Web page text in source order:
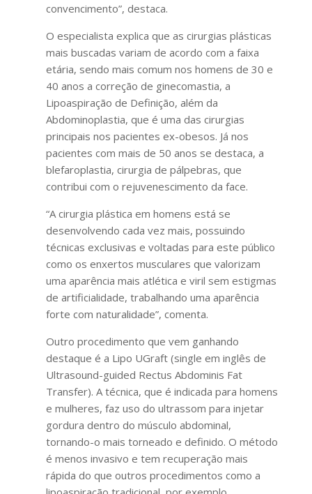
convencimento”, destaca.
O especialista explica que as cirurgias plásticas
mais buscadas variam de acordo com a faixa
etária, sendo mais comum nos homens de 30 e
40 anos a correção de ginecomastia, a
Lipoaspiração de Definição, além da
Abdominoplastia, que é uma das cirurgias
principais nos pacientes ex-obesos. Já nos
pacientes com mais de 50 anos se destaca, a
blefaroplastia, cirurgia de pálpebras, que
contribui com o rejuvenescimento da face.
“A cirurgia plástica em homens está se
desenvolvendo cada vez mais, possuindo
técnicas exclusivas e voltadas para este público
como os enxertos musculares que valorizam
uma aparência mais atlética e viril sem estigmas
de artificialidade, trabalhando uma aparência
forte com naturalidade”, comenta.
Outro procedimento que vem ganhando
destaque é a Lipo UGraft (single em inglês de
Ultrasound-guided Rectus Abdominis Fat
Transfer). A técnica, que é indicada para homens
e mulheres, faz uso do ultrassom para injetar
gordura dentro do músculo abdominal,
tornando-o mais torneado e definido. O método
é menos invasivo e tem recuperação mais
rápida do que outros procedimentos como a